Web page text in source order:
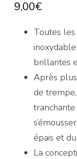
9,00€
Toutes
brillantes
Après
de
épais et
La